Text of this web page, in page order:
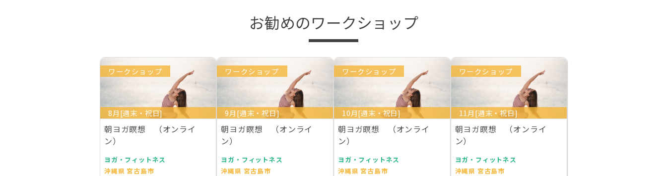
お勧めのワークショップ
ワークショップ
8月[週末・祝日]
朝ヨガ瞑想 （オンライ
ン）
ヨガ・フィットネス
沖縄県 宮古島市
ワークショップ
9月[週末・祝日]
朝ヨガ瞑想 （オンライ
ン）
ヨガ・フィットネス
沖縄県 宮古島市
ワークショップ
10月[週末・祝日]
朝ヨガ瞑想 （オンライ
ン）
ヨガ・フィットネス
沖縄県 宮古島市
ワークショップ
11月[週末・祝日]
朝ヨガ瞑想 （オンライ
ン）
ヨガ・フィットネス
沖縄県 宮古島市